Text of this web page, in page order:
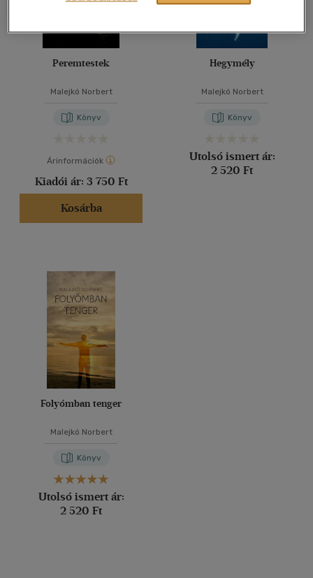
Peremtestek
Malejkó Norbert
Könyv
Árinformációk
Kiadói ár: 3 750 Ft
Kosárba
Hegymély
Malejkó Norbert
Könyv
Utolsó ismert ár:
2 520 Ft
Folyómban tenger
Malejkó Norbert
Könyv
Utolsó ismert ár:
2 520 Ft